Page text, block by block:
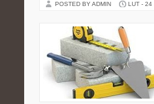
POSTED BY ADMIN LUT - 24